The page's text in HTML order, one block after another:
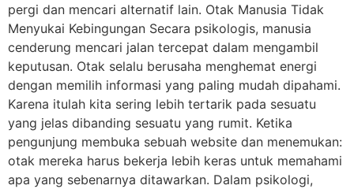
pergi dan mencari alternatif lain. Otak Manusia Tidak
Menyukai Kebingungan Secara psikologis, manusia
cenderung mencari jalan tercepat dalam mengambil
keputusan. Otak selalu berusaha menghemat energi
dengan memilih informasi yang paling mudah dipahami.
Karena itulah kita sering lebih tertarik pada sesuatu
yang jelas dibanding sesuatu yang rumit. Ketika
pengunjung membuka sebuah website dan menemukan:
otak mereka harus bekerja lebih keras untuk memahami
apa yang sebenarnya ditawarkan. Dalam psikologi,